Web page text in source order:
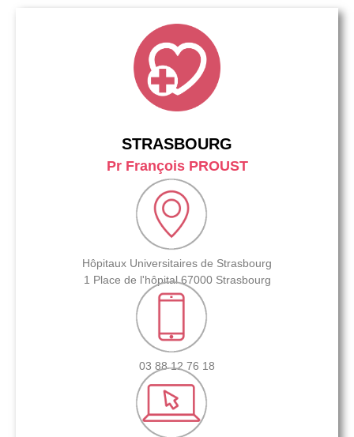
STRASBOURG
Pr François PROUST
Hôpitaux Universitaires de Strasbourg
1 Place de l'hôpital 67000 Strasbourg
03 88 12 76 18